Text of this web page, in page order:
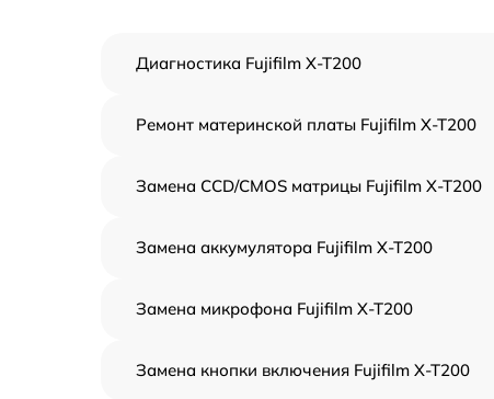
Диагностика Fujifilm X-T200
Ремонт материнской платы Fujifilm X-T200
Замена CCD/CMOS матрицы Fujifilm X-T200
Замена аккумулятора Fujifilm X-T200
Замена микрофона Fujifilm X-T200
Замена кнопки включения Fujifilm X-T200